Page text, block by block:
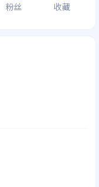
粉丝 收藏